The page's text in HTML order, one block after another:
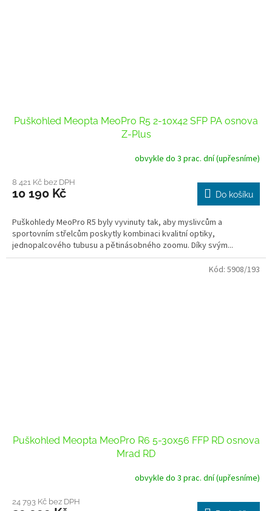
Puškohled Meopta MeoPro R5 2-10x42 SFP PA osnova
Z-Plus
obvykle do 3 prac. dní (upřesníme)
8 421 Kč bez DPH
10 190 Kč Do košíku
Puškohledy MeoPro R5 byly vyvinuty tak, aby myslivcům a
sportovním střelcům poskytly kombinaci kvalitní optiky,
jednopalcového tubusu a pětinásobného zoomu. Díky svým...
Puškohled Meopta MeoPro R6 5-30x56 FFP RD osnova
Mrad RD
obvykle do 3 prac. dní (upřesníme)
24 793 Kč bez DPH
Kód: 5908/193